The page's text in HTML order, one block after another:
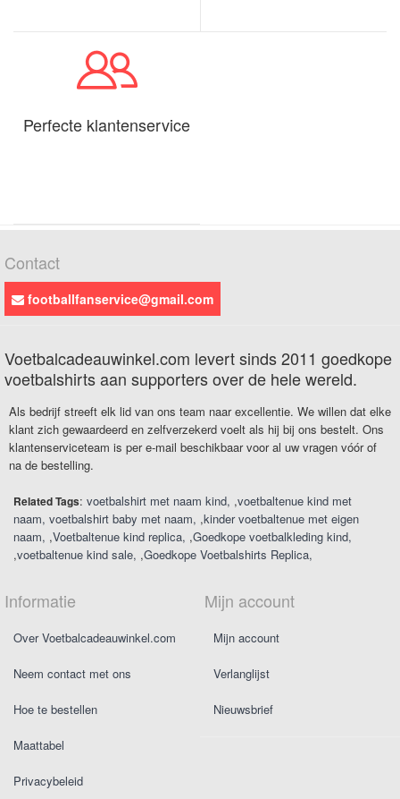
Perfecte klantenservice
Contact
footballfanservice@gmail.com
Voetbalcadeauwinkel.com levert sinds 2011 goedkope
voetbalshirts aan supporters over de hele wereld.
Als bedrijf streeft elk lid van ons team naar excellentie. We willen dat elke
klant zich gewaardeerd en zelfverzekerd voelt als hij bij ons bestelt. Ons
klantenserviceteam is per e-mail beschikbaar voor al uw vragen vóór of
na de bestelling.
Related Tags: voetbalshirt met naam kind ,voetbaltenue kind met
naam voetbalshirt baby met naam ,kinder voetbaltenue met eigen
naam ,Voetbaltenue kind replica ,Goedkope voetbalkleding kind
,voetbaltenue kind sale ,Goedkope Voetbalshirts Replica
Informatie
Over Voetbalcadeauwinkel.com
Neem contact met ons
Hoe te bestellen
Maattabel
Privacybeleid
Mijn account
Mijn account
Verlanglijst
Nieuwsbrief